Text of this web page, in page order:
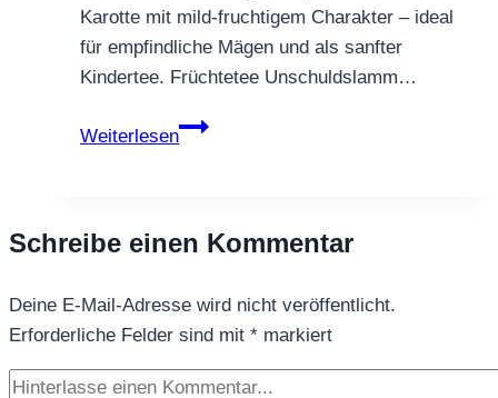
Karotte mit mild-fruchtigem Charakter – ideal
für empfindliche Mägen und als sanfter
Kindertee. Früchtetee Unschuldslamm…
Weiterlesen
Früchtetee
mild
wunderbar
weich
Schreibe einen Kommentar
Deine E-Mail-Adresse wird nicht veröffentlicht.
Erforderliche Felder sind mit * markiert